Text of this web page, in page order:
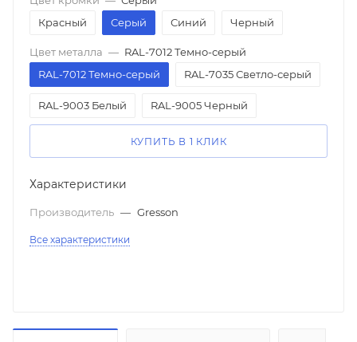
Красный
Серый Синий Черный
Цвет металла — RAL-7012 Темно-серый
RAL-7012 Темно-серый
RAL-7035 Светло-серый
RAL-9003 Белый RAL-9005 Черный
КУПИТЬ В 1 КЛИК
Характеристики
Производитель — Gresson
Все характеристики